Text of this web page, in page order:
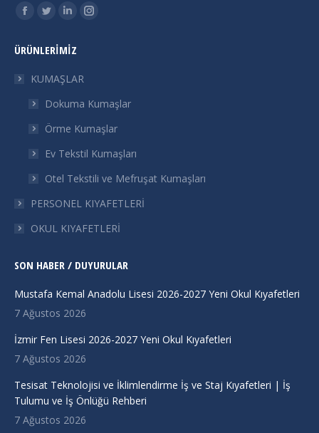
Find us on:
Facebook
opens
window
Twitter
opens
in
window
Linkedin
opens
in
window
Instagram
window
ÜRÜNLERIMIZ
KUMAŞLAR
Dokuma Kumaşlar
Örme Kumaşlar
Ev Tekstil Kumaşları
Otel Tekstili ve Mefruşat Kumaşları
PERSONEL KIYAFETLERİ
OKUL KIYAFETLERİ
SON HABER / DUYURULAR
Mustafa Kemal Anadolu Lisesi 2026-2027 Yeni Okul Kıyafetleri
7 Ağustos 2026
İzmir Fen Lisesi 2026-2027 Yeni Okul Kıyafetleri
7 Ağustos 2026
Tesisat Teknolojisi ve İklimlendirme İş ve Staj Kıyafetleri | İş
Tulumu ve İş Önlüğü Rehberi
7 Ağustos 2026